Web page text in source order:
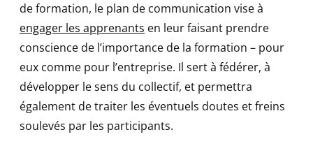
de formation, le plan de communication vise à
engager les apprenants en leur faisant prendre
conscience de l’importance de la formation – pour
eux comme pour l’entreprise. Il sert à fédérer, à
développer le sens du collectif, et permettra
également de traiter les éventuels doutes et freins
soulevés par les participants.